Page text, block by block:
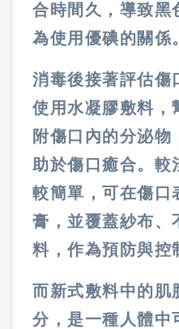
合時間久，導致黑
為使用優碘的關係
消毒後接著評估傷
使用水凝膠敷料，
附傷口內的分泌物
助於傷口癒合。較
較簡單，可在傷口
膏，並覆蓋紗布、
料，作為預防與控
而新式敷料中的肌
分，是一種人體中